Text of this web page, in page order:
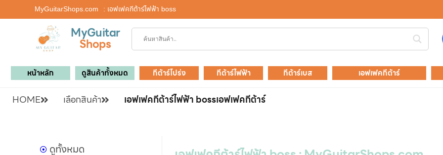
MyGuitarShops.com : เอฟเฟคกีต้าร์ไฟฟ้า boss
MyGuitar
Shops
หน้าหลัก ดูสินค้าทั้งหมด กีต้าร์โปร่ง กีต้าร์ไฟฟ้า กีต้าร์เบส เอฟเฟคกีต้าร์
HOME เลือกสินค้า เอฟเฟคกีต้าร์ไฟฟ้า bossเอฟเฟคกีต้าร์
ดูทั้งหมด